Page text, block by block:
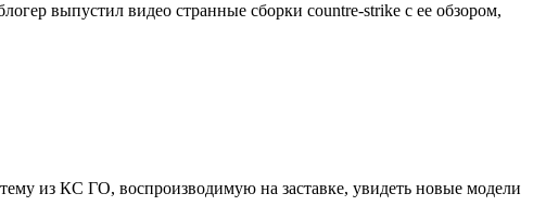
выпустил видео странные сборки countre-strike с ее обзором,
из КС ГО, воспроизводимую на заставке, увидеть новые модели